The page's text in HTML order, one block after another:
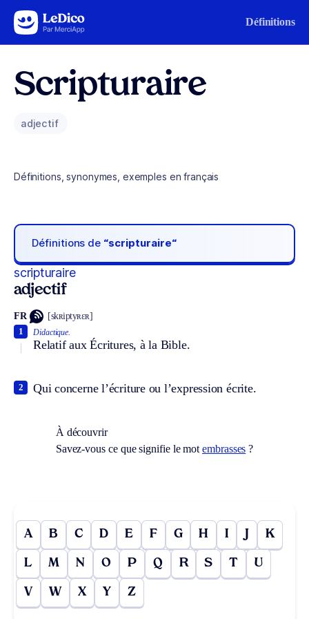
Aller au contenu Définitions
Scripturaire
adjectif
Définitions, synonymes, exemples en français
Définitions de “scripturaire“
scripturaire
adjectif
FR [skʀiptyʀɛʀ]
Didactique.
Relatif aux Écritures, à la Bible.
1
Qui concerne l’écriture ou l’expression écrite.
2
À découvrir
Savez-vous ce que signifie le motembrasses ?
A B C D E F G H I J K
L M N O P Q R S T U
V W X Y Z